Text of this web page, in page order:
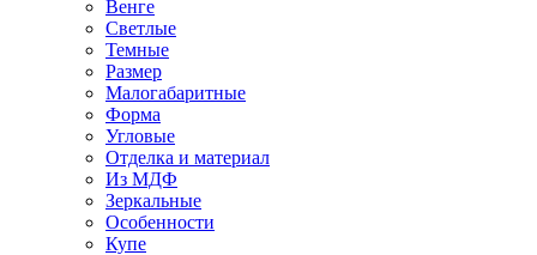
Венге
Светлые
Темные
Размер
Малогабаритные
Форма
Угловые
Отделка и материал
Из МДФ
Зеркальные
Особенности
Купе